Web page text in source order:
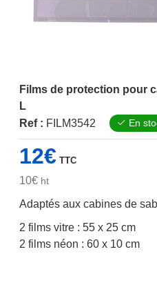
Films de protection pour
L
Ref : FILM3542 En
12€ TTC
10€ht
Adaptés aux cabines de
2 films vitre : 55 x 25 cm
2 films néon : 60 x 10 cm